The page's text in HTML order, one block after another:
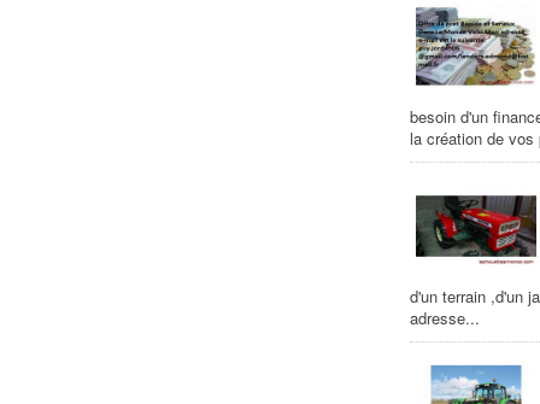
besoin d'un
la création de
d'un terrain ,d'un
adresse...